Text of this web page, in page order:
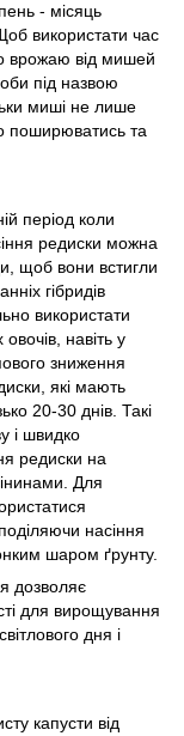
- місяць
використати час
врожаю від мишей
під назвою
миші не лише
поширюватись та
період коли
редиски можна
щоб вони встигли
гібридів
використати
навіть у
зниження
які мають
20-30 днів. Такі
і швидко
редиски на
Для
насіння
шаром ґрунту.
дозволяє
для вирощування
дня і
капусти від